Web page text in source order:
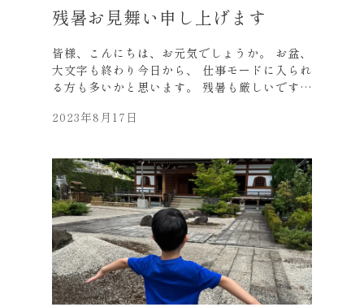
残暑お見舞い申し上げます
皆様、こんにちは、お元気でしょうか。 お盆、
大文字も終わり今日から、 仕事モードに入られ
る方も多いかと思います。 残暑も厳しいです
りましょう。 お客様や法人様から沢山の 残暑
た。 表紙は香川県の「四国村」です。 四国の
各県からの移築された建物が多くあります。 園
内には食事処もあり讃岐うどんも・・・・。 私
も、まだまだ日本で未踏の県がいくつかありま
す。 ざっと７～8くらいは行ったことがない気
がします。 ４７・・・・いつかは制覇したいで
すね。 皆様はいかがでしょうか。 まだまだ残
暑は厳しく台風シーズンもきます。 くれぐれも
ご自愛くださいませ。
2023年8月17日